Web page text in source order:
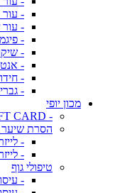
- עור
-
-
-
-
-
-
מכון יופי
- GIFT CARD
הסרת שיער
-
-
טיפולי גוף
-